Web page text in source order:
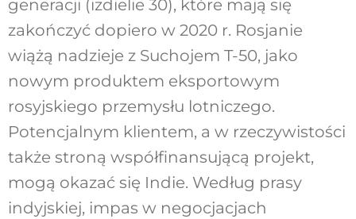
generacji (izdielie 30), które mają się
zakończyć dopiero w 2020 r. Rosjanie
wiążą nadzieje z Suchojem T-50, jako
nowym produktem eksportowym
rosyjskiego przemysłu lotniczego.
Potencjalnym klientem, a w rzeczywistości
także stroną współfinansującą projekt,
mogą okazać się Indie. Według prasy
indyjskiej, impas w negocjacjach